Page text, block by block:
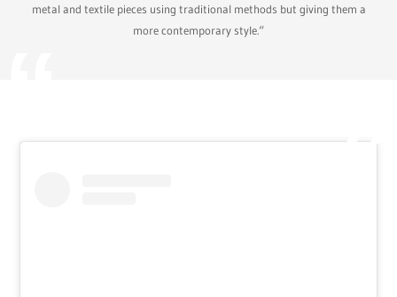
metal and textile pieces using traditional methods but giving them a
more contemporary style.“